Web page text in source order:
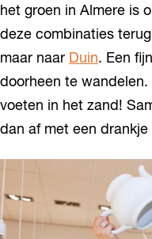
het groen in Almere is
deze combinaties
maar naar Duin. Een
doorheen te
voeten in het zand!
dan af met een